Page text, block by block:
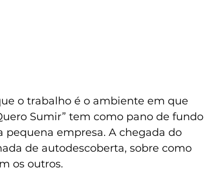
o trabalho é o ambiente em que
Sumir” tem como pano de fundo
pequena empresa. A chegada do
de autodescoberta, sobre como
os outros.